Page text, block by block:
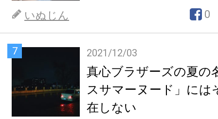
いぬじん 0
7 2021/12/03
真心ブラザーズの夏の
スサマーヌード」には
在しない